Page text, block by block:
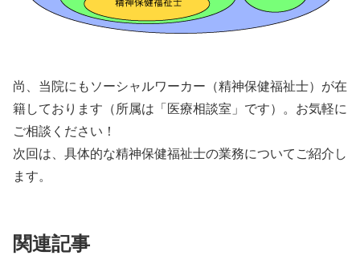
尚、当院にもソーシャルワーカー（精神保健福祉士）が在
籍しております（所属は「医療相談室」です）。お気軽に
ご相談ください！
次回は、具体的な精神保健福祉士の業務についてご紹介し
ます。
関連記事